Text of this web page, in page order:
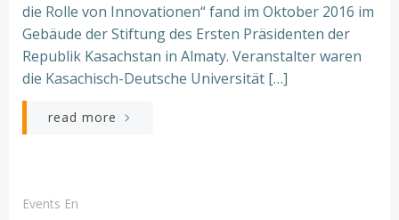
die Rolle von Innovationen“ fand im Oktober 2016 im
Gebäude der Stiftung des Ersten Präsidenten der
Republik Kasachstan in Almaty. Veranstalter waren
die Kasachisch-Deutsche Universität […]
read more
Events En